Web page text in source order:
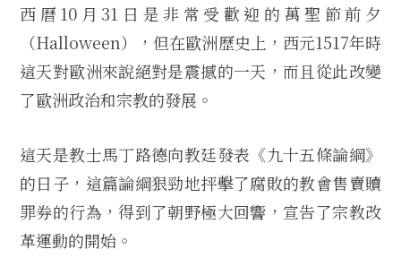
西曆10月31日是非常受歡迎的萬聖節前夕
（Halloween），但在歐洲歷史上，西元1517年時
這天對歐洲來說絕對是震撼的一天，而且從此改變
了歐洲政治和宗教的發展。
這天是教士馬丁路德向教廷發表《九十五條論綱》
的日子，這篇論綱狠勁地抨擊了腐敗的教會售賣贖
罪券的行為，得到了朝野極大回響，宣告了宗教改
革運動的開始。